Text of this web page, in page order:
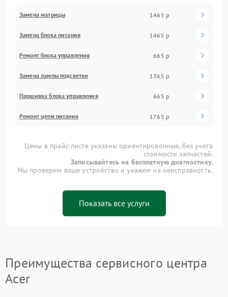
Замена матрицы 1465 р
Замена блока питания 1465 р
Ремонт блока управления 665 р
Замена лампы подсветки 1365 р
Прошивка блока управления 665 р
Ремонт цепи питания 1765 р
Цены в прайс-листе указаны ориентировочные, без учета
стоимости запчастей.
Записывайтесь на бесплатную диагностику.
Мы проверим ваше устройство и укажем на неисправность.
Показать все услуги
Преимущества сервисного центра
Acer